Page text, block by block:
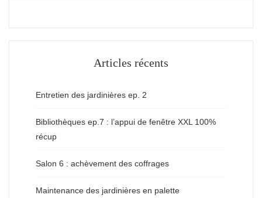
Articles récents
Entretien des jardinières ep. 2
Bibliothèques ep.7 : l’appui de fenêtre XXL 100%
récup
Salon 6 : achèvement des coffrages
Maintenance des jardinières en palette